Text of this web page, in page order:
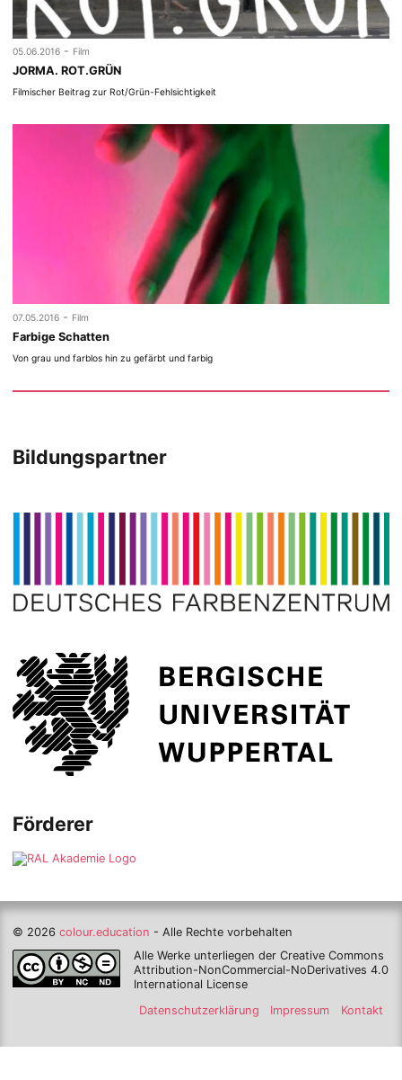
05.06.2016 - Film
JORMA. ROT.GRÜN
Filmischer Beitrag zur Rot/Grün-Fehlsichtigkeit
07.05.2016 - Film
Farbige Schatten
Von grau und farblos hin zu gefärbt und farbig
Bildungspartner
Förderer
© 2026 colour.education - Alle Rechte vorbehalten
Alle Werke unterliegen der Creative Commons
Attribution-NonCommercial-NoDerivatives 4.0
International License
Datenschutzerklärung
Impressum Kontakt